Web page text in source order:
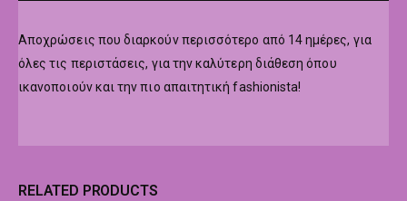
Αποχρώσεις που διαρκούν περισσότερο από 14 ημέρες, για
όλες τις περιστάσεις, για την καλύτερη διάθεση όπου
ικανοποιούν και την πιο απαιτητική fashionista!
RELATED PRODUCTS